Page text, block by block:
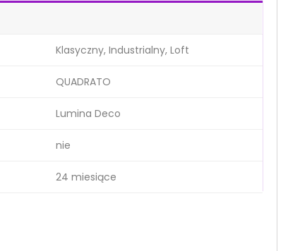
Klasyczny, Industrialny, Loft
QUADRATO
Lumina Deco
nie
24 miesiące